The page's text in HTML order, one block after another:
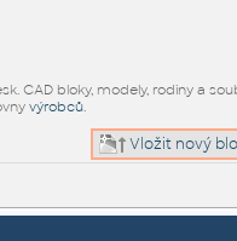
CAD bloky, modely, rodiny a
výrobců.
Vložit nový